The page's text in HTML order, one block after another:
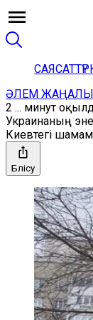
САЯСАТ
ӘЛЕМ
2 ... минут
Украинаның
Киевтегі
Бөлісу